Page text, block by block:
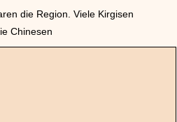
die Region. Viele Kirgisen
Chinesen